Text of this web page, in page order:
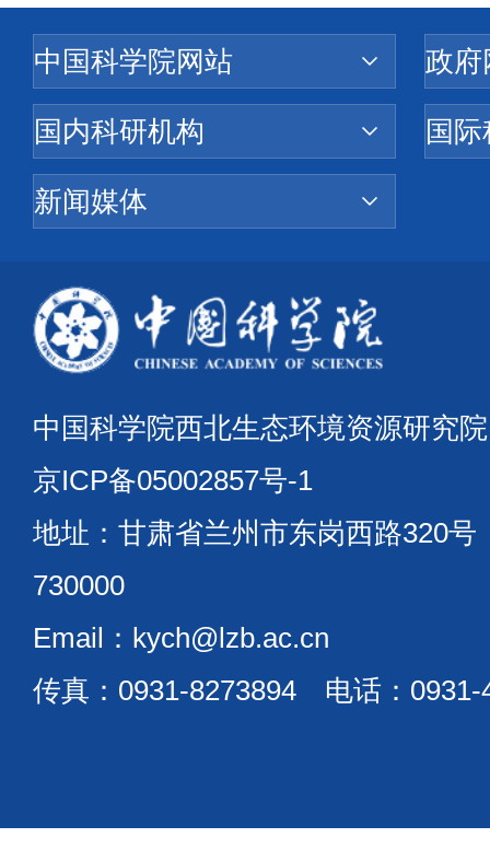
中国科学院西北生态环境资源研
京ICP备05002857号-1
地址：甘肃省兰州市东岗西路
730000
Email：kych@lzb.ac.cn
传真：0931-8273894 电话：0931-